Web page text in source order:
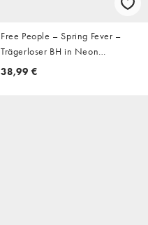
Free People – Spring Fever –
Trägerloser BH in Neon
Gumdrops
38,99 €